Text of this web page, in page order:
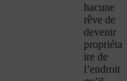
hacune
rêve de
devenir
propriéta
ire de
l’endroit